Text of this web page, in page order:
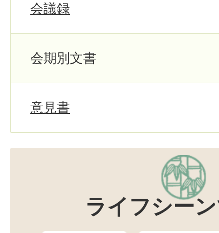
会議録
会期別文書
意見書
ライフシー